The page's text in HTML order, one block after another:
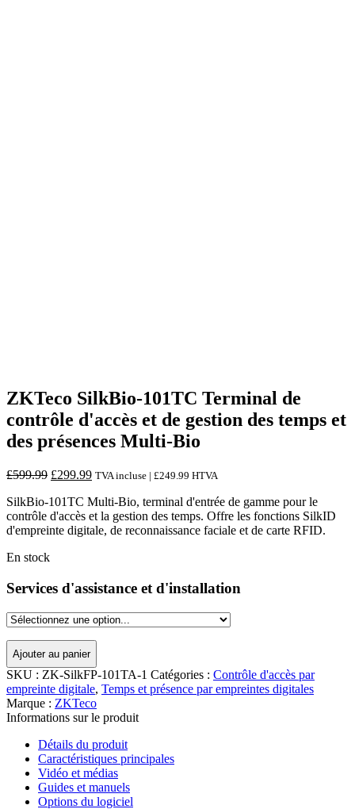
ZKTeco SilkBio-101TC Terminal de
contrôle d'accès et de gestion des temps et
des présences Multi-Bio
£599.99 Le
d'origine
était
:
£299.99Le
actuel
est
:
TVA incluse | £249.99 HTVA
SilkBio-101TC Multi-Bio, terminal d'entrée de gamme pour le
contrôle d'accès et la gestion des temps. Offre les fonctions SilkID
d'empreinte digitale, de reconnaissance faciale et de carte RFID.
En stock
Services d'assistance et d'installation
Ajouter au panier
SKU : ZK-SilkFP-101TA-1 Catégories : Contrôle d'accès par
empreinte digitale, Temps et présence par empreintes digitales
Marque : ZKTeco
Informations sur le produit
Détails du produit
Caractéristiques principales
Vidéo et médias
Guides et manuels
Options du logiciel